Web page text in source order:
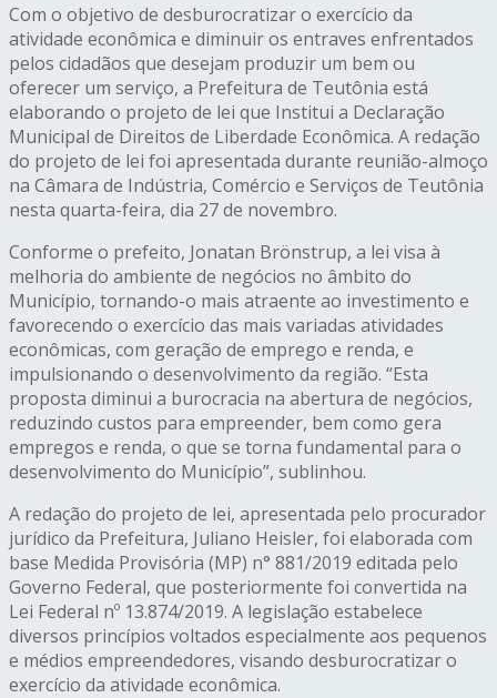
Com o objetivo de desburocratizar o exercício da
atividade econômica e diminuir os entraves enfrentados
pelos cidadãos que desejam produzir um bem ou
oferecer um serviço, a Prefeitura de Teutônia está
elaborando o projeto de lei que Institui a Declaração
Municipal de Direitos de Liberdade Econômica. A redação
do projeto de lei foi apresentada durante reunião-almoço
na Câmara de Indústria, Comércio e Serviços de Teutônia
nesta quarta-feira, dia 27 de novembro.
Conforme o prefeito, Jonatan Brönstrup, a lei visa à
melhoria do ambiente de negócios no âmbito do
Município, tornando-o mais atraente ao investimento e
favorecendo o exercício das mais variadas atividades
econômicas, com geração de emprego e renda, e
impulsionando o desenvolvimento da região. “Esta
proposta diminui a burocracia na abertura de negócios,
reduzindo custos para empreender, bem como gera
empregos e renda, o que se torna fundamental para o
desenvolvimento do Município”, sublinhou.
A redação do projeto de lei, apresentada pelo procurador
jurídico da Prefeitura, Juliano Heisler, foi elaborada com
base Medida Provisória (MP) n° 881/2019 editada pelo
Governo Federal, que posteriormente foi convertida na
Lei Federal nº 13.874/2019. A legislação estabelece
diversos princípios voltados especialmente aos pequenos
e médios empreendedores, visando desburocratizar o
exercício da atividade econômica.